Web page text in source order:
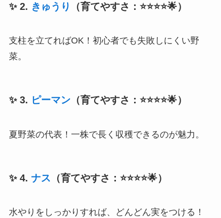
✨ 2. きゅうり （育てやすさ：⭐⭐⭐⭐🌟）
支柱を立てればOK！初心者でも失敗しにくい野
菜。
✨ 3. ピーマン （育てやすさ：⭐⭐⭐⭐🌟）
夏野菜の代表！一株で長く収穫できるのが魅力。
✨ 4. ナス （育てやすさ：⭐⭐⭐⭐🌟）
水やりをしっかりすれば、どんどん実をつける！